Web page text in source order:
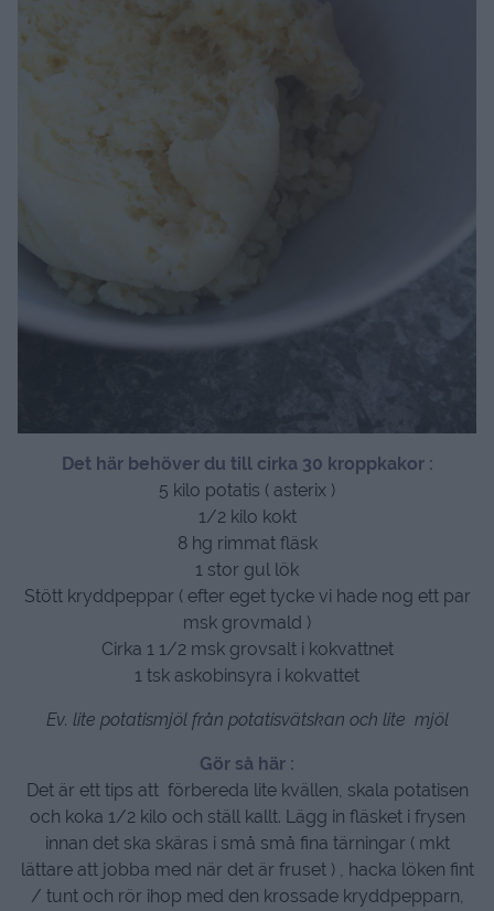
Det här behöver du till cirka 30 kroppkakor :
5 kilo potatis ( asterix )
1/2 kilo kokt
8 hg rimmat fläsk
1 stor gul lök
Stött kryddpeppar ( efter eget tycke vi hade nog ett par
msk grovmald )
Cirka 1 1/2 msk grovsalt i kokvattnet
1 tsk askobinsyra i kokvattet
Ev. lite potatismjöl från potatisvätskan och lite mjöl
Gör så här :
Det är ett tips att förbereda lite kvällen, skala potatisen
och koka 1/2 kilo och ställ kallt. Lägg in fläsket i frysen
innan det ska skäras i små små fina tärningar ( mkt
lättare att jobba med när det är fruset ) , hacka löken fint
/ tunt och rör ihop med den krossade kryddpepparn,